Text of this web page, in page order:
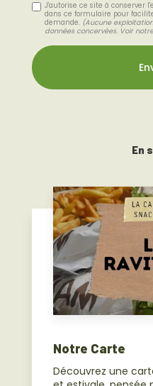
J'autorise ce site à conserver
dans ce formulaire pour
demande. (Aucune
données concervées. Voir
En
Notre Carte
Découvrez une